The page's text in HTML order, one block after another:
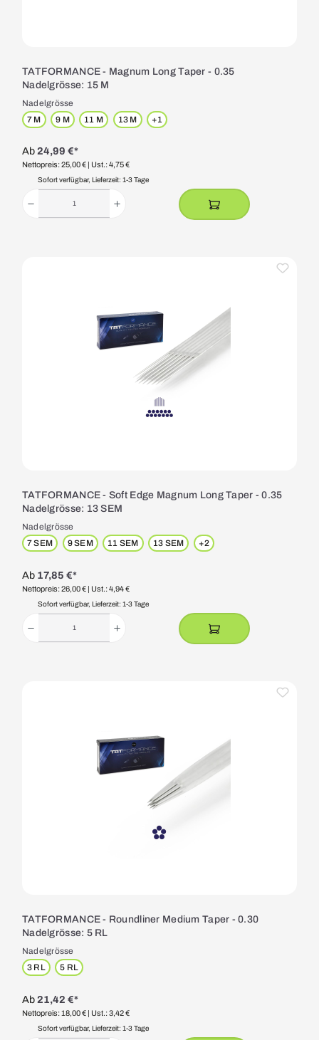
TATFORMANCE - Magnum Long Taper - 0.35
Nadelgrösse: 15 M
Nadelgrösse
7 M
9 M 11 M 13 M +1
Ab24,99 €*
Nettopreis: 25,00 € | Ust.: 4,75 €
Sofort verfügbar, Lieferzeit: 1-3 Tage
TATFORMANCE - Soft Edge Magnum Long Taper - 0.35
Nadelgrösse: 13 SEM
Nadelgrösse
7 SEM
9 SEM 11 SEM 13 SEM +2
Ab 17,85 €*
Nettopreis: 26,00 € | Ust.: 4,94 €
Sofort verfügbar, Lieferzeit: 1-3 Tage
TATFORMANCE - Roundliner Medium Taper - 0.30
Nadelgrösse: 5 RL
Nadelgrösse
3 RL
5 RL
Ab 21,42 €*
Nettopreis: 18,00 € | Ust.: 3,42 €
Sofort verfügbar, Lieferzeit: 1-3 Tage